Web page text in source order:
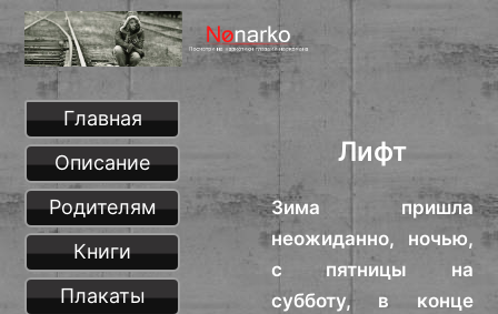
Лифт
Зима пришла
неожиданно, ночью,
с пятницы на
субботу, в конце
Главная
Описание
Родителям
Книги
Плакаты